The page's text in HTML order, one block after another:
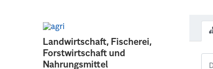
Landwirtschaft, Fischerei,
Forstwirtschaft und
Nahrungsmittel